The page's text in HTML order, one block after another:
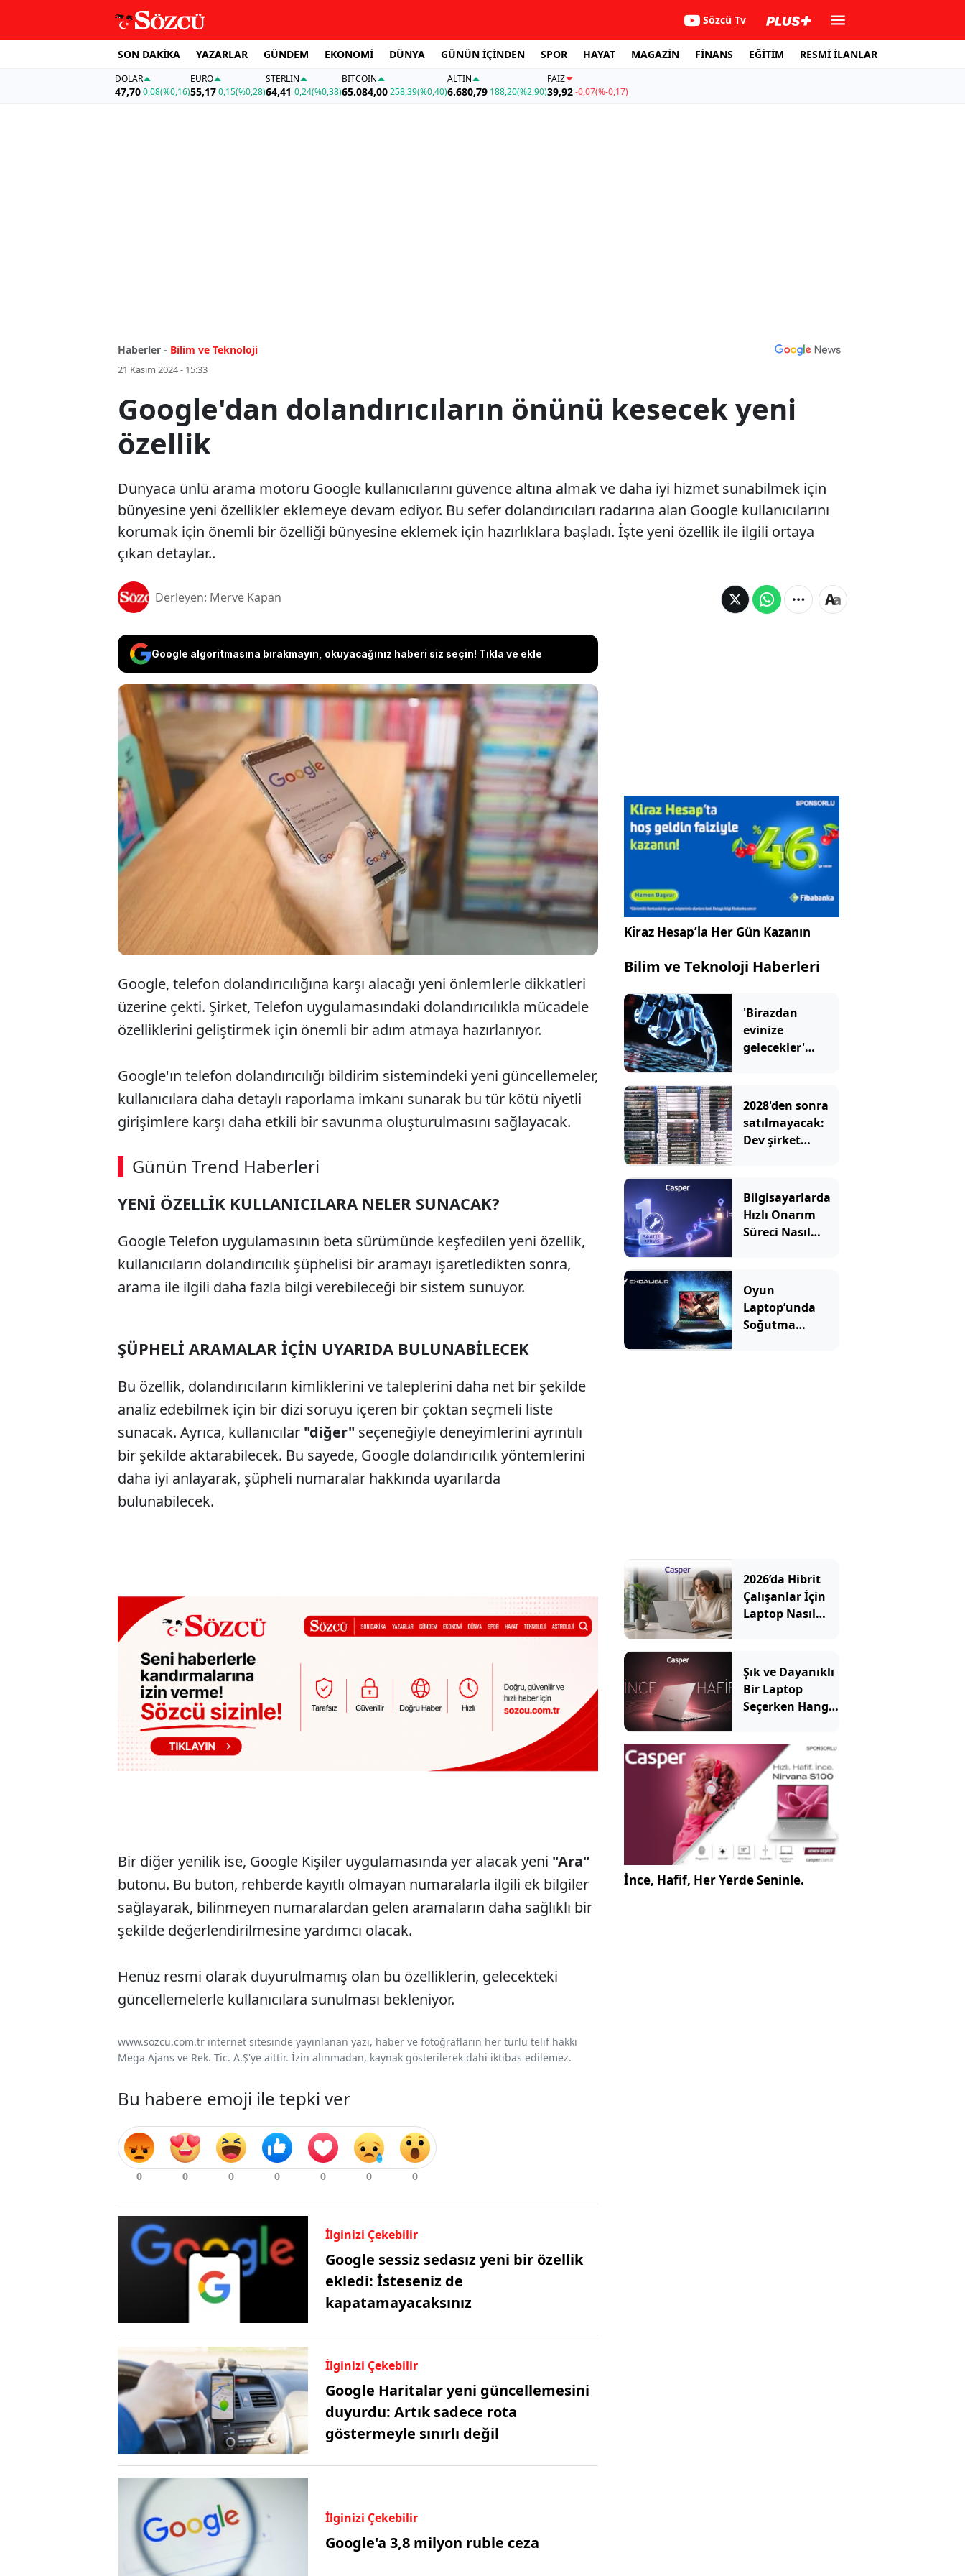
Sözcü Tv
SON DAKİKA YAZARLAR GÜNDEM EKONOMİ DÜNYA GÜNÜN İÇİNDEN SPOR HAYAT MAGAZİN FİNANS EĞİTİM RESMİ İLANLAR
DOLAR
47,700,08(%0,16)
EURO
55,17 0,15(%0,28)
STERLIN
64,41 0,24(%0,38)
BITCOIN
65.084,00258,39(%0,40)
ALTIN
6.680,79 188,20(%2,90)
FAİZ
39,92-0,07(%-0,17)
Haberler - Bilim ve Teknoloji
21 Kasım 2024 - 15:33
Google'dan dolandırıcıların önünü kesecek yeni
özellik
Dünyaca ünlü arama motoru Google kullanıcılarını güvence altına almak ve daha iyi hizmet sunabilmek için
bünyesine yeni özellikler eklemeye devam ediyor. Bu sefer dolandırıcıları radarına alan Google kullanıcılarını
korumak için önemli bir özelliği bünyesine eklemek için hazırlıklara başladı. İşte yeni özellik ile ilgili ortaya
çıkan detaylar..
Derleyen: Merve Kapan
Google algoritmasına bırakmayın, okuyacağınız haberi siz seçin! Tıkla ve ekle
Dünyaca ünlü arama motoru Google kullanıcılarını güvence altına
almak ve daha iyi hizmet sunabilmek için bünyesine yeni özellikler
eklemeye devam ediyor. Bu sefer dolandırıcıları radarına alan Google
kullanıcılarını korumak için önemli bir özelliği bünyesine eklemek için
hazırlıklara başladı. İşte yeni özellik ile ilgili ortaya çıkan detaylar..
Google, telefon dolandırıcılığına karşı alacağı yeni önlemlerle dikkatleri
üzerine çekti. Şirket, Telefon uygulamasındaki dolandırıcılıkla mücadele
özelliklerini geliştirmek için önemli bir adım atmaya hazırlanıyor.
Google'ın telefon dolandırıcılığı bildirim sistemindeki yeni güncellemeler,
kullanıcılara daha detaylı raporlama imkanı sunarak bu tür kötü niyetli
girişimlere karşı daha etkili bir savunma oluşturulmasını sağlayacak.
Günün Trend Haberleri
YENİ ÖZELLİK KULLANICILARA NELER SUNACAK?
Google Telefon uygulamasının beta sürümünde keşfedilen yeni özellik,
kullanıcıların dolandırıcılık şüphelisi bir aramayı işaretledikten sonra,
arama ile ilgili daha fazla bilgi verebileceği bir sistem sunuyor.
ŞÜPHELİ ARAMALAR İÇİN UYARIDA BULUNABİLECEK
Bu özellik, dolandırıcıların kimliklerini ve taleplerini daha net bir şekilde
analiz edebilmek için bir dizi soruyu içeren bir çoktan seçmeli liste
sunacak. Ayrıca, kullanıcılar "diğer" seçeneğiyle deneyimlerini ayrıntılı
bir şekilde aktarabilecek. Bu sayede, Google dolandırıcılık yöntemlerini
daha iyi anlayarak, şüpheli numaralar hakkında uyarılarda
bulunabilecek.
Bir diğer yenilik ise, Google Kişiler uygulamasında yer alacak yeni "Ara"
butonu. Bu buton, rehberde kayıtlı olmayan numaralarla ilgili ek bilgiler
sağlayarak, bilinmeyen numaralardan gelen aramaların daha sağlıklı bir
şekilde değerlendirilmesine yardımcı olacak.
Henüz resmi olarak duyurulmamış olan bu özelliklerin, gelecekteki
güncellemelerle kullanıcılara sunulması bekleniyor.
www.sozcu.com.tr internet sitesinde yayınlanan yazı, haber ve fotoğrafların her türlü telif hakkı
Mega Ajans ve Rek. Tic. A.Ş'ye aittir. İzin alınmadan, kaynak gösterilerek dahi iktibas edilemez.
Bu habere emoji ile tepki ver
İlginizi Çekebilir
Google sessiz sedasız yeni bir özellik
ekledi: İsteseniz de
kapatamayacaksınız
İlginizi Çekebilir
Google Haritalar yeni güncellemesini
duyurdu: Artık sadece rota
göstermeyle sınırlı değil
İlginizi Çekebilir
Google'a 3,8 milyon ruble ceza
Kiraz Hesap’la Her Gün Kazanın
Bilim ve Teknoloji Haberleri
'Birazdan
evinize
gelecekler'
karardı
2028'den sonra
satılmayacak:
Dev şirket
başladı
Bilgisayarlarda
Hızlı Onarım
Süreci Nasıl
Oyun
Laptop’unda
Soğutma
2026’da Hibrit
Çalışanlar İçin
Laptop Nasıl
Önemli?
Şık ve Dayanıklı
Bir Laptop
Seçerken Hangi
Bakılmalı?
İnce, Hafif, Her Yerde Seninle.